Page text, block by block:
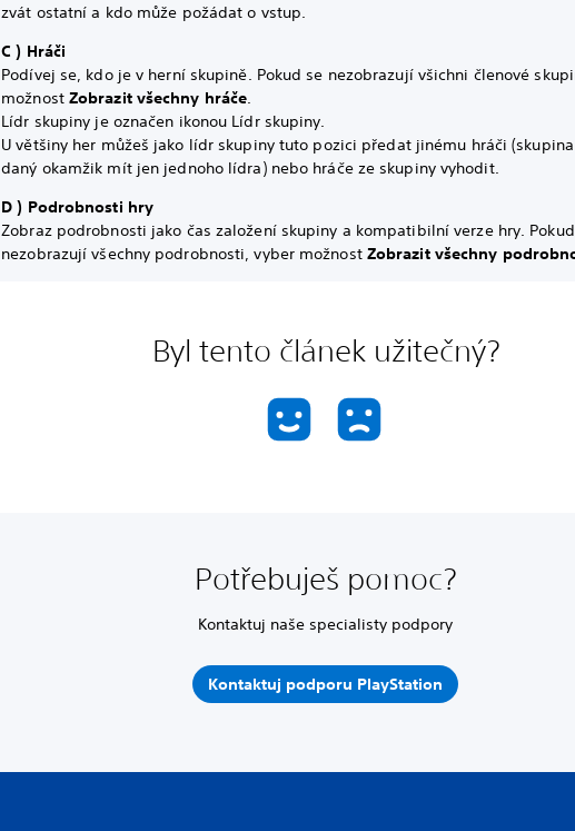
zvát ostatní a kdo může požádat o vstup.
C ) Hráči
Podívej se, kdo je v herní skupině. Pokud se nezobrazují všichni členové
možnost Zobrazit všechny hráče.
Lídr skupiny je označen ikonou Lídr skupiny.
U většiny her můžeš jako lídr skupiny tuto pozici předat jinému hráči
daný okamžik mít jen jednoho lídra) nebo hráče ze skupiny vyhodit.
D ) Podrobnosti hry
Zobraz podrobnosti jako čas založení skupiny a kompatibilní verze hry.
nezobrazují všechny podrobnosti, vyber možnost Zobrazit všechny
Byl tento článek užitečný?
Potřebuješ pomoc?
Kontaktuj naše specialisty podpory
Kontaktuj podporu PlayStation